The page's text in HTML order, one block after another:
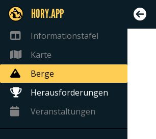
HORY.APP
Informationstafel
Karte
Berge
Herausforderungen
Veranstaltungen